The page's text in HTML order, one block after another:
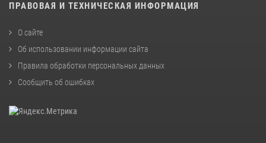
ПРАВОВАЯ И ТЕХНИЧЕСКАЯ ИНФОРМАЦИЯ
О сайте
Об использовании информации сайта
Правила обработки персональных данных
Сообщить об ошибках